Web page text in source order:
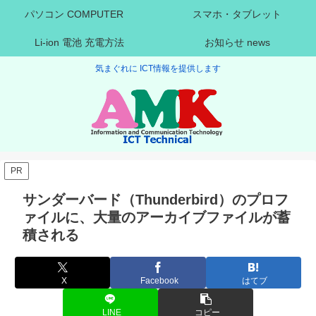
気まぐれに ICT情報を提供します
パソコン COMPUTER スマホ・タブレット
Li-ion 電池 充電方法 お知らせ news
PR
サンダーバード（Thunderbird）のプロフ
ァイルに、大量のアーカイブファイルが蓄
積される
X Facebook はてブ
LINE コピー